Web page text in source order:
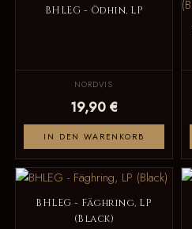
BHLEG - Ödhin, LP
NORDVIS
19,90 €
IN DEN WARENKORB
BHLEG - Fäghring, LP
(Black)